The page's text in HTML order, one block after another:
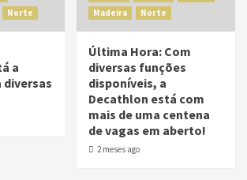
Norte
a
Madeira
Norte
Última Hora: Com
diversas funções
disponíveis, a
Decathlon está com
mais de uma centena
de vagas em aberto!
2 meses ago